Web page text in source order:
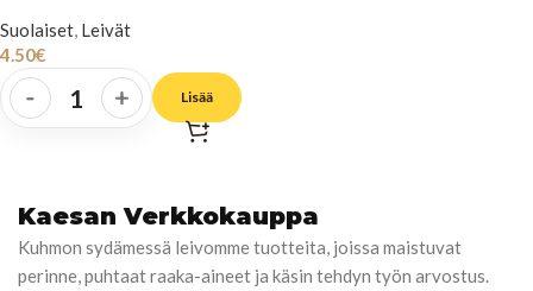
Suolaiset, Leivät
4.50€
- + Lisää
Kaesan Verkkokauppa
Kuhmon sydämessä leivomme tuotteita, joissa maistuvat
perinne, puhtaat raaka-aineet ja käsin tehdyn työn arvostus.